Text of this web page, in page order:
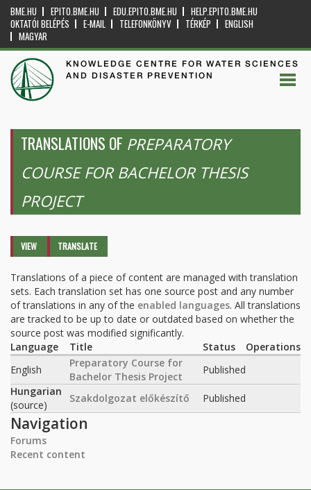
BME.HU EPITO.BME.HU EDU.EPITO.BME.HU
HELP.EPITO.BME.HU
OKTATÓI BELÉPÉS
E-MAIL TELEFONKÖNYV TÉRKÉP
ENGLISH
MAGYAR
KNOWLEDGE CENTRE FOR WATER SCIENCES
AND DISASTER PREVENTION
TRANSLATIONS OF PREPARATORY
COURSE FOR BACHELOR THESIS
PROJECT
Primary tabs
VIEW TRANSLATE
Translations of a piece of content are managed with translation
sets. Each translation set has one source post and any number
of translations in any of the enabled languages. All translations
are tracked to be up to date or outdated based on whether the
source post was modified significantly.
Language
Title Status
Operations
English
Preparatory Course for
Bachelor Thesis Project
Published
Hungarian
(source)
Szakdolgozat előkészítő Published
Navigation
Forums
Recent content